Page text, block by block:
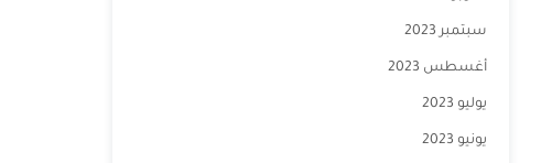
سبتمبر 2023
أغسطس 2023
يوليو 2023
يونيو 2023